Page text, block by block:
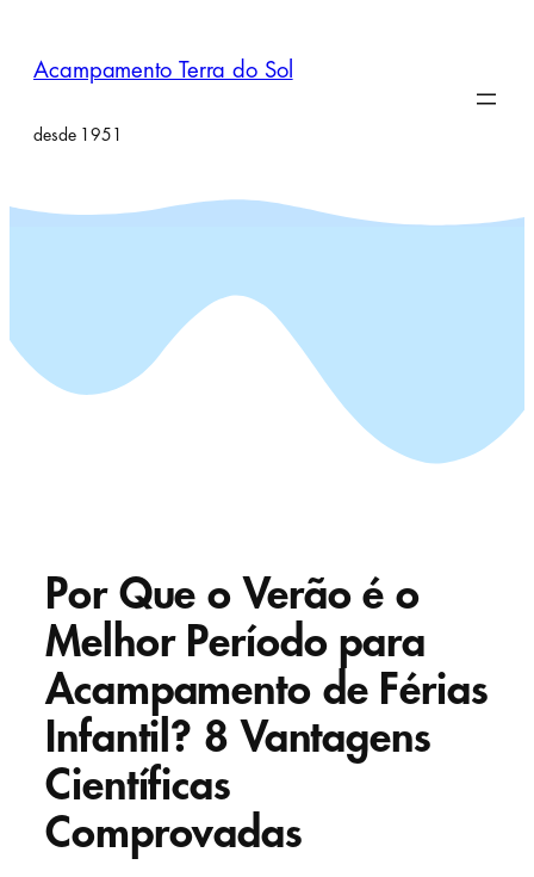
Acampamento Terra do Sol
desde 1951
Por Que o Verão é o
Melhor Período para
Acampamento de Férias
Infantil? 8 Vantagens
Científicas
Comprovadas